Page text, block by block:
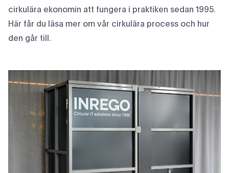
cirkulära ekonomin att fungera i praktiken sedan 1995.
Här får du läsa mer om vår cirkulära process och hur
den går till.